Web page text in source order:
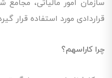
سازمان امور مالیاتی،
قراردادی مورد استفاده قرار
چرا کاراسهم؟